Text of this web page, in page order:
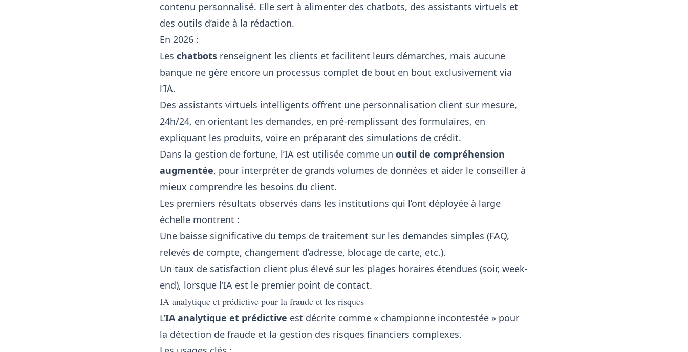
contenu personnalisé. Elle sert à alimenter des chatbots, des assistants virtuels et
des outils d’aide à la rédaction.
En 2026 :
Les chatbots renseignent les clients et facilitent leurs démarches, mais aucune
banque ne gère encore un processus complet de bout en bout exclusivement via
l’IA.
Des assistants virtuels intelligents offrent une personnalisation client sur mesure,
24h/24, en orientant les demandes, en pré-remplissant des formulaires, en
expliquant les produits, voire en préparant des simulations de crédit.
Dans la gestion de fortune, l’IA est utilisée comme un outil de compréhension
augmentée, pour interpréter de grands volumes de données et aider le conseiller à
mieux comprendre les besoins du client.
Les premiers résultats observés dans les institutions qui l’ont déployée à large
échelle montrent :
Une baisse significative du temps de traitement sur les demandes simples (FAQ,
relevés de compte, changement d’adresse, blocage de carte, etc.).
Un taux de satisfaction client plus élevé sur les plages horaires étendues (soir, week-
end), lorsque l’IA est le premier point de contact.
IA analytique et prédictive pour la fraude et les risques
L’IA analytique et prédictive est décrite comme « championne incontestée » pour
la détection de fraude et la gestion des risques financiers complexes.